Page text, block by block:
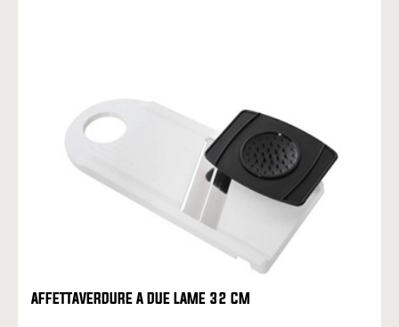
AFFETTAVERDURE A DUE LAME 32 CM